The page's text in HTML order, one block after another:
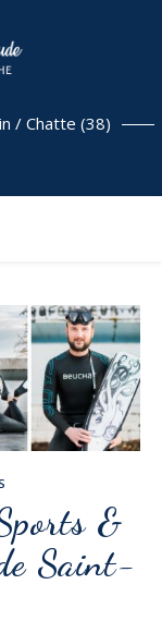
/ Chatte (38)
&
Saint-